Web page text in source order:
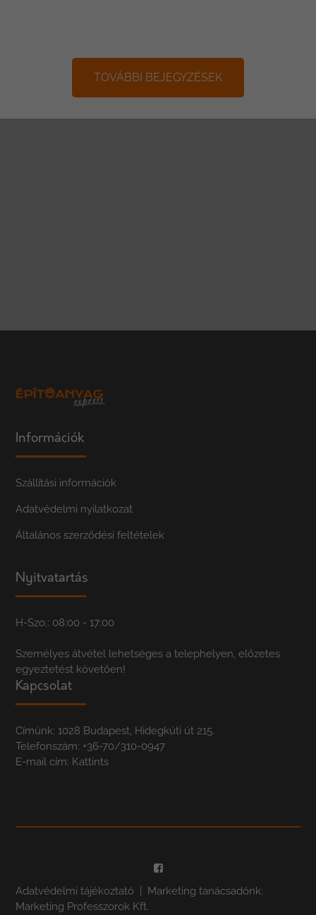
TOVÁBBI BEJEGYZÉSEK
Információk
Szállítási információk
Adatvédelmi nyilatkozat
Általános szerződési feltételek
Nyitvatartás
H-Szo.: 08:00 - 17:00
Személyes átvétel lehetséges a telephelyen, előzetes
egyeztetést követően!
Kapcsolat
Címünk: 1028 Budapest, Hidegkúti út 215.
Telefonszám: +36-70/310-0947
E-mail cím: Kattints
Adatvédelmi tájékoztató
| Marketing tanácsadónk:
Marketing Professzorok Kft.